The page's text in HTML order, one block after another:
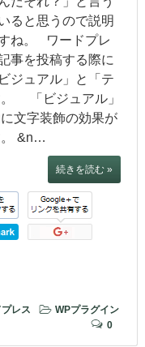
ると思うので説明
ね。 ワードプレ
事を投稿する際に
ジュアル」と「テ
。 「ビジュアル」
文字装飾の効果が
。 &n…
続きを読む »
レス
WPプラグイン
0